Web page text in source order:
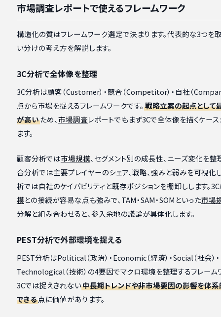
市場調査レポートで使えるフレームワーク
構造化の質はフレームワーク選定で決まります。代表的な3つを
い分けの考え方を解説します。
3C分析で全体像を整理
3C分析は顧客（Customer）・競合（Competitor）・自社（
点から市場を捉えるフレームワークです。 戦略立案の起点として
が高いため、市場調査レポートでもまず3Cで全体像を描くケー
ます。
顧客分析では市場規模、セグメント別の成長性、ニーズ変化を整
合分析では主要プレイヤーのシェア、戦略、強みと弱みを可視化
析では自社のケイパビリティと既存ポジションを棚卸しします。
模との接続が容易な点も強みで、TAM・SAM・SOMといった市場
分解と組み合わせると、参入余地の議論が具体化します。
PEST分析で外部環境を捉える
PEST分析はPolitical（政治）・Economic（経済）・Social（社会）・
Technological（技術）の4要因でマクロ環境を整理するフレーム
3Cでは捉えきれない中長期トレンドや非市場要因の影響を体
できる点に価値があります。